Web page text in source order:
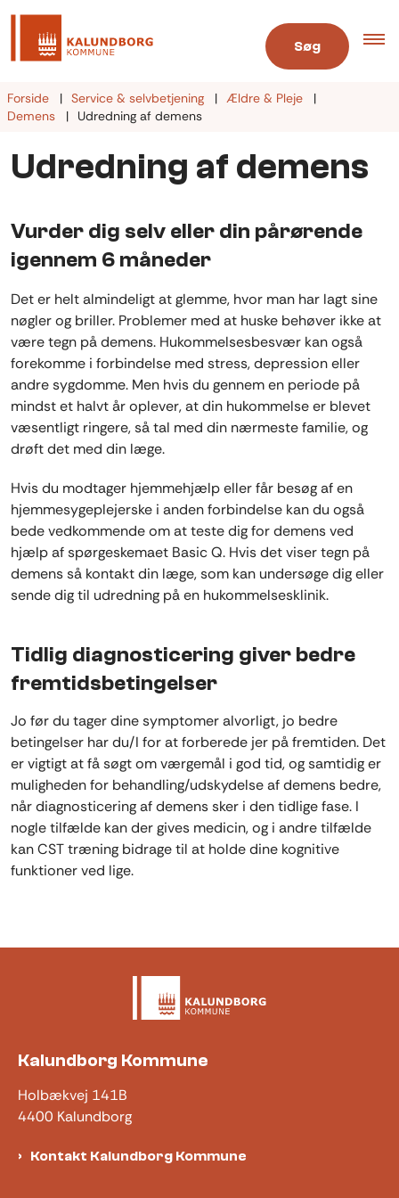
Søg
Forside Service & selvbetjening
Ældre & Pleje
Demens
Udredning af demens
Udredning af demens
Vurder dig selv eller din pårørende
igennem 6 måneder
Det er helt almindeligt at glemme, hvor man har lagt sine
nøgler og briller. Problemer med at huske behøver ikke at
være tegn på demens. Hukommelsesbesvær kan også
forekomme i forbindelse med stress, depression eller
andre sygdomme. Men hvis du gennem en periode på
mindst et halvt år oplever, at din hukommelse er blevet
væsentligt ringere, så tal med din nærmeste familie, og
drøft det med din læge.
Hvis du modtager hjemmehjælp eller får besøg af en
hjemmesygeplejerske i anden forbindelse kan du også
bede vedkommende om at teste dig for demens ved
hjælp af spørgeskemaet Basic Q. Hvis det viser tegn på
demens så kontakt din læge, som kan undersøge dig eller
sende dig til udredning på en hukommelsesklinik.
Tidlig diagnosticering giver bedre
fremtidsbetingelser
Jo før du tager dine symptomer alvorligt, jo bedre
betingelser har du/I for at forberede jer på fremtiden. Det
er vigtigt at få søgt om værgemål i god tid, og samtidig er
muligheden for behandling/udskydelse af demens bedre,
når diagnosticering af demens sker i den tidlige fase. I
nogle tilfælde kan der gives medicin, og i andre tilfælde
kan CST træning bidrage til at holde dine kognitive
funktioner ved lige.
Kalundborg Kommune
Holbækvej 141B
4400 Kalundborg
Kontakt Kalundborg Kommune